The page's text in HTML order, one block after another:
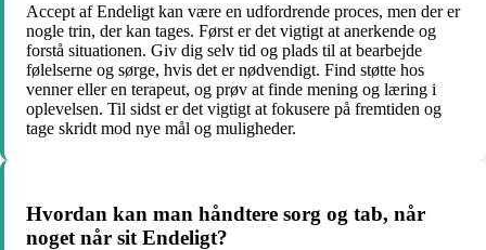
Accept af Endeligt kan være en udfordrende proces, men der er
nogle trin, der kan tages. Først er det vigtigt at anerkende og
forstå situationen. Giv dig selv tid og plads til at bearbejde
følelserne og sørge, hvis det er nødvendigt. Find støtte hos
venner eller en terapeut, og prøv at finde mening og læring i
oplevelsen. Til sidst er det vigtigt at fokusere på fremtiden og
tage skridt mod nye mål og muligheder.
Hvordan kan man håndtere sorg og tab, når
noget når sit Endeligt?